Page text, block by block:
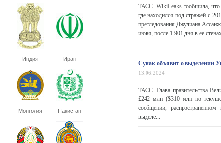
Индия Иран
Монголия Пакистан
ТАСС. WikiLeaks сообщила, что
где находился под стражей с
преследования Джулиана
июня, после 1 901 дня в ее
Сунак объявит о выделении
13.06.2024
ТАСС. Глава правительства
£242 млн ($310 млн по
сообщении,
выделе...